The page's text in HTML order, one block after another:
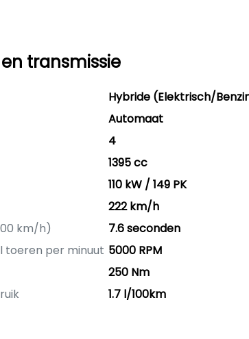
transmissie
Hybride (Elektrisch/
Automaat
4
1395 cc
110 kW / 149 PK
222 km/h
km/h)
7.6 seconden
toeren per minuut 5000 RPM
250 Nm
1.7 l/100km